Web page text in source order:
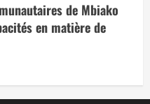
de Mbiako
en matière de